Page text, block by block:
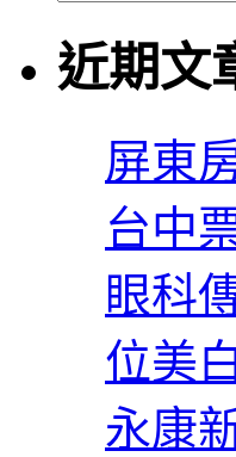
近期文
屏東
台中
眼科
位美
永康